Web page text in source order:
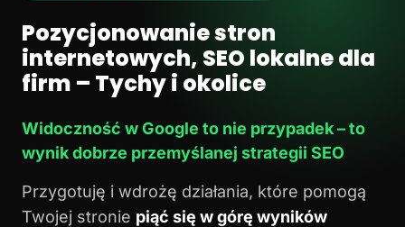
Pozycjonowanie stron
internetowych, SEO lokalne dla
firm – Tychy i okolice
Widoczność w Google to nie przypadek – to
wynik dobrze przemyślanej strategii SEO
Przygotuję i wdrożę działania, które pomogą
Twojej stronie piąć się w górę wyników